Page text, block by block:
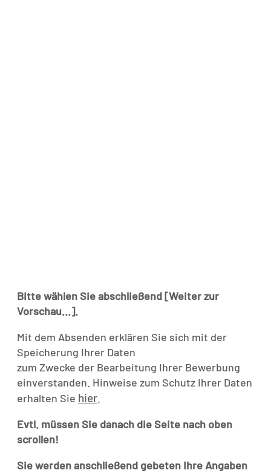
Bitte wählen Sie abschließend [Weiter zur
Vorschau...].
Mit dem Absenden erklären Sie sich mit der
Speicherung Ihrer Daten
zum Zwecke der Bearbeitung Ihrer Bewerbung
einverstanden. Hinweise zum Schutz Ihrer Daten
erhalten Sie hier
Evtl. müssen Sie danach die Seite nach oben
scrollen!
Sie werden anschließend gebeten Ihre Angaben